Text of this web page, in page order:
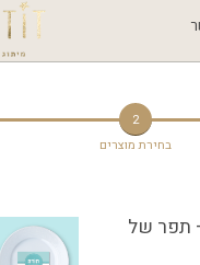
2
בחירת מוצרים
תפר של